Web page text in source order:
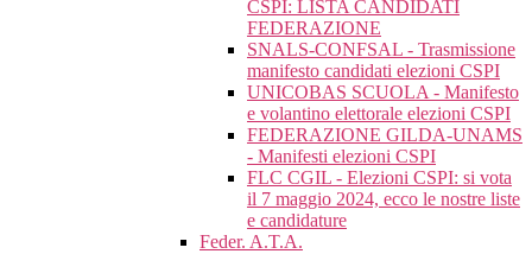
CSPI: LISTA CANDIDATI
FEDERAZIONE
SNALS-CONFSAL - Trasmissione
manifesto candidati elezioni CSPI
UNICOBAS SCUOLA - Manifesto
e volantino elettorale elezioni CSPI
FEDERAZIONE GILDA-UNAMS
- Manifesti elezioni CSPI
FLC CGIL - Elezioni CSPI: si vota
il 7 maggio 2024, ecco le nostre liste
e candidature
Feder. A.T.A.